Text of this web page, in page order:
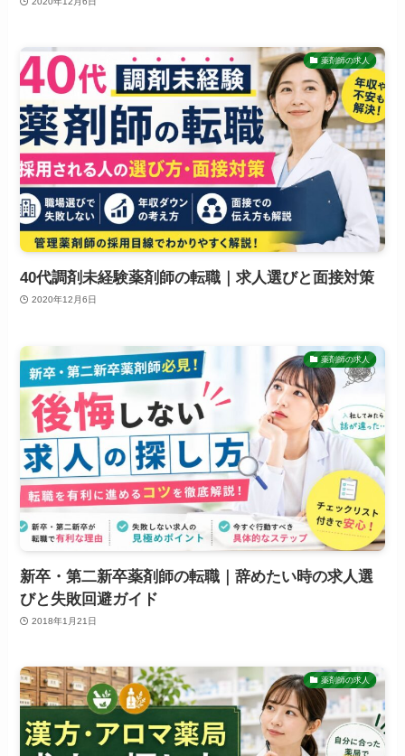
薬剤師の求人
40代調剤未経験薬剤師の転職｜求人選びと面接対策
2020年12月6日
薬剤師の求人
新卒・第二新卒薬剤師の転職｜辞めたい時の求人選
びと失敗回避ガイド
2018年1月21日
薬剤師の求人